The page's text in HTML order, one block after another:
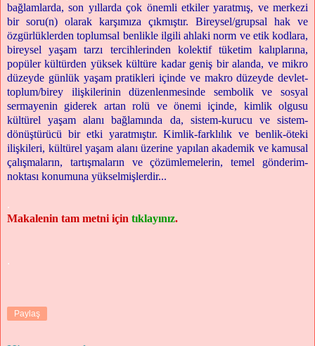
bağlamlarda, son yıllarda çok önemli etkiler yaratmış, ve merkezi
bir soru(n) olarak karşımıza çıkmıştır. Bireysel/grupsal hak ve
özgürlüklerden toplumsal benlikle ilgili ahlaki norm ve etik kodlara,
bireysel yaşam tarzı tercihlerinden kolektif tüketim kalıplarına,
popüler kültürden yüksek kültüre kadar geniş bir alanda, ve mikro
düzeyde günlük yaşam pratikleri içinde ve makro düzeyde devlet-
toplum/birey ilişkilerinin düzenlenmesinde sembolik ve sosyal
sermayenin giderek artan rolü ve önemi içinde, kimlik olgusu
kültürel yaşam alanı bağlamında da, sistem-kurucu ve sistem-
dönüştürücü bir etki yaratmıştır. Kimlik-farklılık ve benlik-öteki
ilişkileri, kültürel yaşam alanı üzerine yapılan akademik ve kamusal
çalışmaların, tartışmaların ve çözümlemelerin, temel gönderim-
noktası konumuna yükselmişlerdir...
.
Makalenin tam metni için tıklayınız.
.
Paylaş